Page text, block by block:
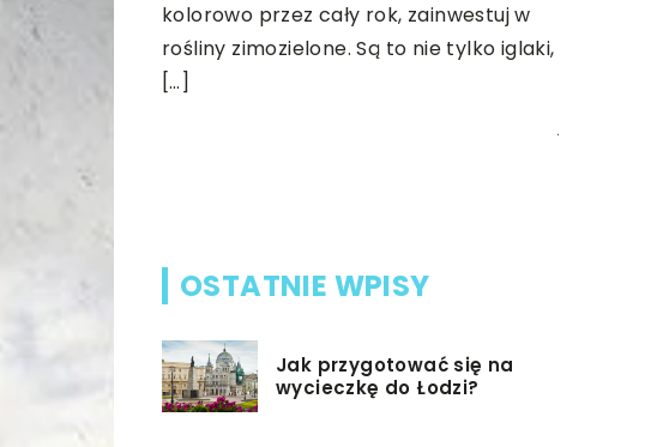
powinny się
[…]
kolorowo przez cały rok, zainwestuj w
rośliny zimozielone. Są to nie tylko iglaki,
[…]
OSTATNIE WPISY
Jak przygotować się na
wycieczkę do Łodzi?